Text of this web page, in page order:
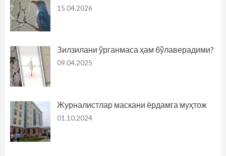
15.04.2026
Зилзилани ўрганмаса ҳам бўлаверадими?
09.04.2025
Журналистлар маскани ёрдамга муҳтож
01.10.2024